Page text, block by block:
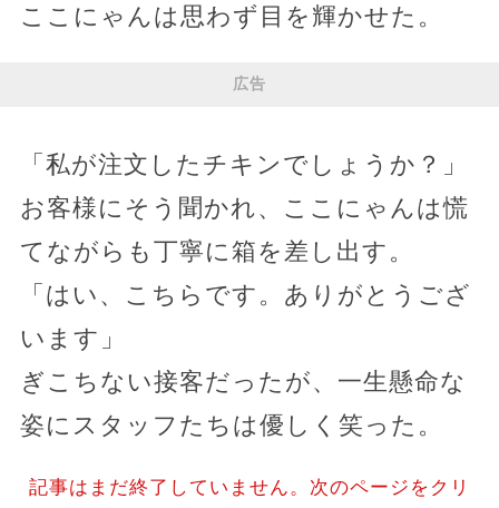
ここにゃんは思わず目を輝かせた。
広告
「私が注文したチキンでしょうか？」
お客様にそう聞かれ、ここにゃんは慌
てながらも丁寧に箱を差し出す。
「はい、こちらです。ありがとうござ
います」
ぎこちない接客だったが、一生懸命な
姿にスタッフたちは優しく笑った。
記事はまだ終了していません。次のページをクリ